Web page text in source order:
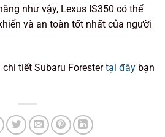
như vậy, Lexus IS350 có thể
và an toàn tốt nhất của người
tiết Subaru Forestertại đây bạn